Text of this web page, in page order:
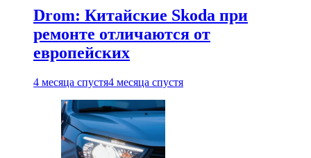
Drom: Китайские Skoda при
ремонте отличаются от
европейских
4 месяца спустя4 месяца спустя